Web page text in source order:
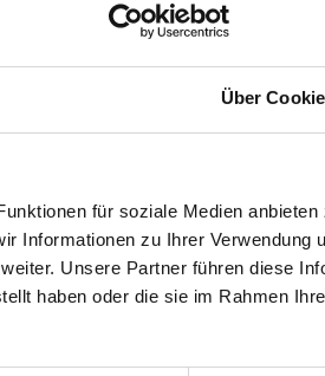
Über
für soziale Medien anbieten
Informationen zu Ihrer Verwendung
Unsere Partner führen diese
haben oder die sie im Rahmen
GutscheineSchlagwörter: